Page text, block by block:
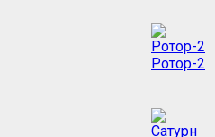
Ротор-2